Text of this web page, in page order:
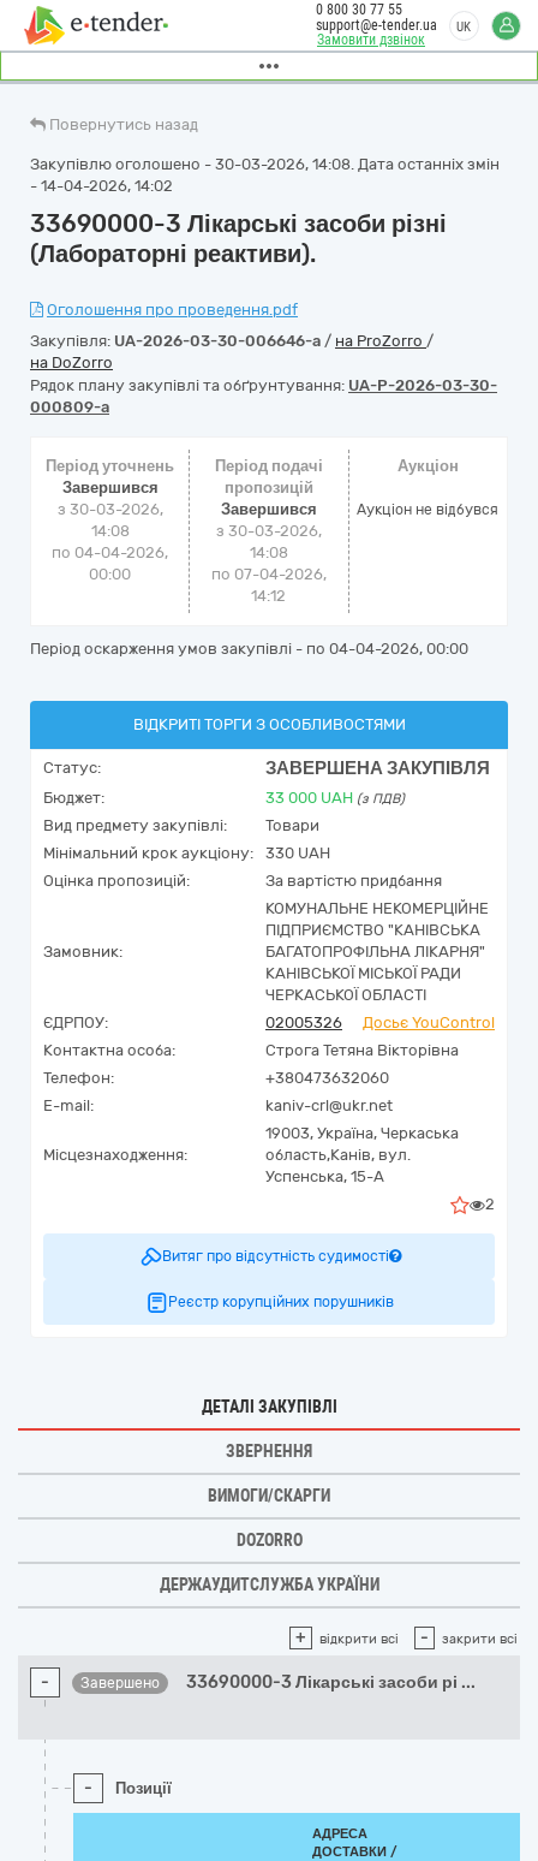
Замовити дзвінок
0 800 30 77 55
support@e-tender.ua
UK
Повернутись назад
Закупівлю оголошено - 30-03-2026, 14:08. Дата останніх змін
- 14-04-2026, 14:02
33690000-3 Лікарські засоби різні
(Лабораторні реактиви).
Оголошення про проведення.pdf
Закупівля: UA-2026-03-30-006646-a / на ProZorro /
на DoZorro
Рядок плану закупівлі та обґрунтування: UA-P-2026-03-30-
000809-a
Період уточнень
Завершився
з 30-03-2026,
14:08
по 04-04-2026,
00:00
Період подачі
пропозицій
Завершився
з 30-03-2026,
14:08
по 07-04-2026,
14:12
Аукціон
Аукціон не відбувся
Період оскарження умов закупівлі - по 04-04-2026, 00:00
ВІДКРИТІ ТОРГИ З ОСОБЛИВОСТЯМИ
Статус: ЗАВЕРШЕНА ЗАКУПІВЛЯ
Бюджет: 33 000 UAH (з ПДВ)
Вид предмету закупівлі:
Товари
Мінімальний крок аукціону:
330 UAH
Оцінка пропозицій:
За вартістю придбання
Замовник:
КОМУНАЛЬНЕ НЕКОМЕРЦІЙНЕ
ПІДПРИЄМСТВО "КАНІВСЬКА
БАГАТОПРОФІЛЬНА ЛІКАРНЯ"
КАНІВСЬКОЇ МІСЬКОЇ РАДИ
ЧЕРКАСЬКОЇ ОБЛАСТІ
ЄДРПОУ:
02005326
Досьє YouControl
Контактна особа:
Строга Тетяна Вікторівна
Телефон:
+380473632060
E-mail:
kaniv-crl@ukr.net
Місцезнаходження:
19003, Україна, Черкаська
область,Канів, вул.
Успенська, 15-А
2
Витяг про відсутність судимості
Реєстр корупційних порушників
ДЕТАЛІ ЗАКУПІВЛІ
ЗВЕРНЕННЯ
ВИМОГИ/СКАРГИ
DOZORRO
ДЕРЖАУДИТСЛУЖБА УКРАЇНИ
+ відкрити всі - закрити всі
- Завершено 33690000-3 Лікарські засоби рі ...
- Позиції
АДРЕСА
ДОСТАВКИ /